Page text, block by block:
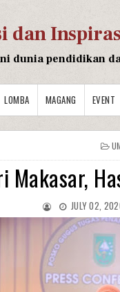
dan
dunia pendidikan
LOMBA MAGANG EVENT
Makasar,
JULY 02,